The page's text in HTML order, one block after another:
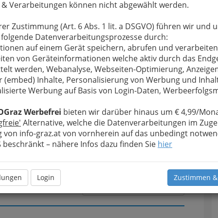
& Verarbeitungen können nicht abgewählt werden.
Zustimmung (Art. 6 Abs. 1 lit. a DSGVO) führen wir und
Datenverarbeitungsprozesse durch:
auf einem Gerät speichern, abrufen und
von Geräteinformationen welche aktiv durch das
werden, Webanalyse, Webseiten-Optimierung,
(embed) Inhalte, Personalisierung von Werbung und
Werbung auf Basis von Login-Daten,
Werbefrei bieten wir darüber hinaus um € 4,99/
Alternative, welche die Datenverarbeitungen im
von info-graz.at von vornherein auf das unbedingt
beschränkt – nähere Infos dazu finden Sie hier
Login Zustimmen
bewahren, verwenden wir an dieser Stelle zur
Ihre Nachricht wird nach dem Absenden
Trabos weitergeleitet.
Meine Nachricht
Meine Nachricht senden